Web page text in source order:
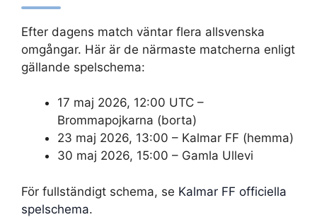
Efter dagens match väntar flera allsvenska
omgångar. Här är de närmaste matcherna enligt
gällande spelschema:
17 maj 2026, 12:00 UTC –
Brommapojkarna (borta)
23 maj 2026, 13:00 – Kalmar FF (hemma)
30 maj 2026, 15:00 – Gamla Ullevi
För fullständigt schema, se Kalmar FF officiella
spelschema.